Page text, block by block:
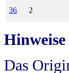
36 2
Das